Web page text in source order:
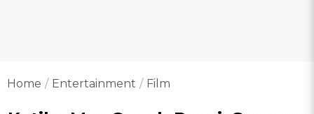
Home Entertainment Film